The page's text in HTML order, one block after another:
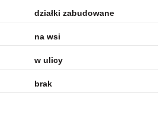
działki zabudowane
na wsi
w ulicy
brak